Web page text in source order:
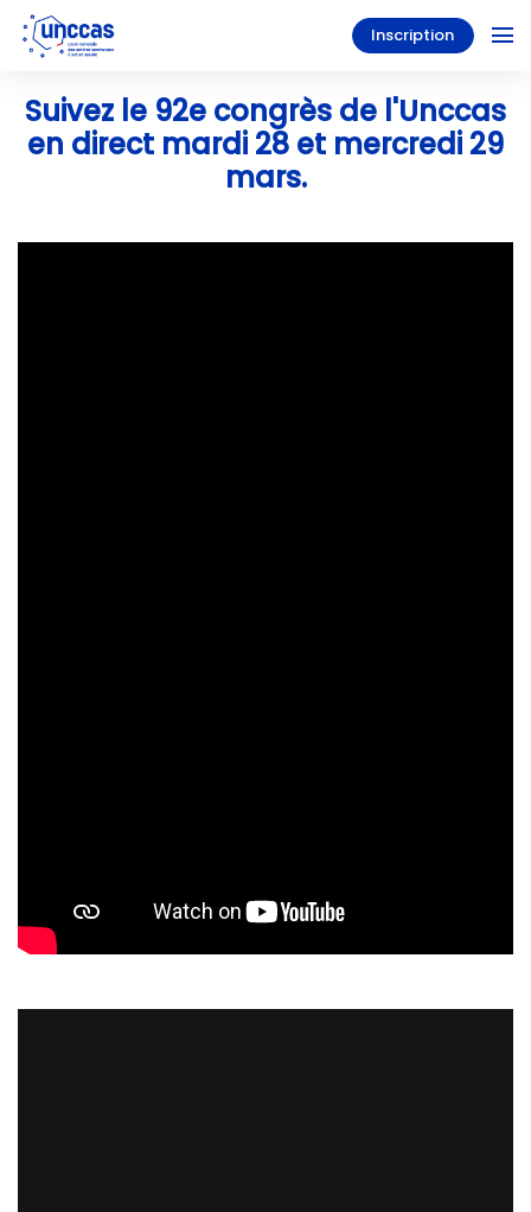
Inscription
Suivez le 92e congrès de l'Unccas
en direct mardi 28 et mercredi 29
mars.